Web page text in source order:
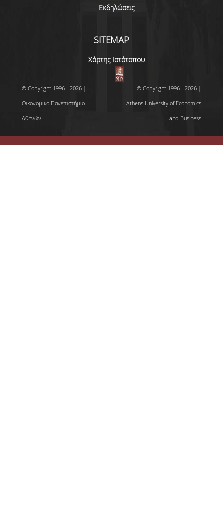
Εκδηλώσεις
SITEMAP
Χάρτης Ιστότοπου
© Copyright 1996 - 2026 |
Οικονομικό Πανεπιστήμιο
Αθηνών
© Copyright 1996 - 2026 |
Athens University of Economics
and Business